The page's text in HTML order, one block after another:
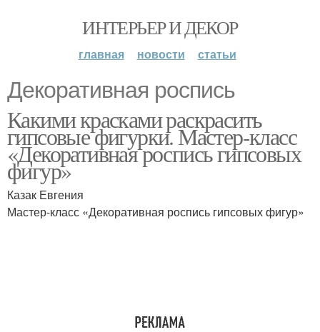
ИНТЕРЬЕР И ДЕКОР
главная новости статьи
Декоративная роспись
Какими красками раскрасить
гипсовые фигурки. Мастер-класс
«Декоративная роспись гипсовых
фигур»
Казак Евгения
Мастер-класс «Декоративная роспись гипсовых фигур»